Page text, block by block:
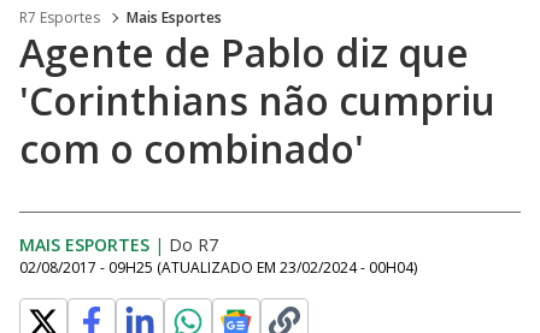
R7 Esportes Mais Esportes
Agente de Pablo diz que
'Corinthians não cumpriu
com o combinado'
MAIS ESPORTES | Do R7
02/08/2017 - 09H25 (ATUALIZADO EM 23/02/2024 - 00H04)